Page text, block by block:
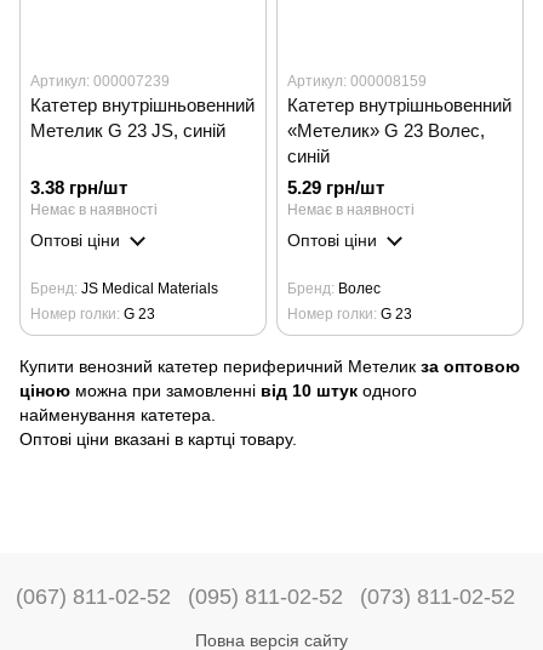
Артикул: 000007239
Катетер внутрішньовенний
Метелик G 23 JS, синій
3.38 грн/шт
Немає в наявності
Оптові ціни
Бренд JS Medical Materials
Номер голки G 23
Артикул: 000008159
Катетер внутрішньовенний
«Метелик» G 23 Волес,
синій
5.29 грн/шт
Немає в наявності
Оптові ціни
Бренд Волес
Номер голки G 23
Купити венозний катетер периферичний Метелик за оптовою
ціною можна при замовленні від 10 штук одного
найменування катетера.
Оптові ціни вказані в картці товару.
(067) 811-02-52 (095) 811-02-52 (073) 811-02-52
Повна версія сайту